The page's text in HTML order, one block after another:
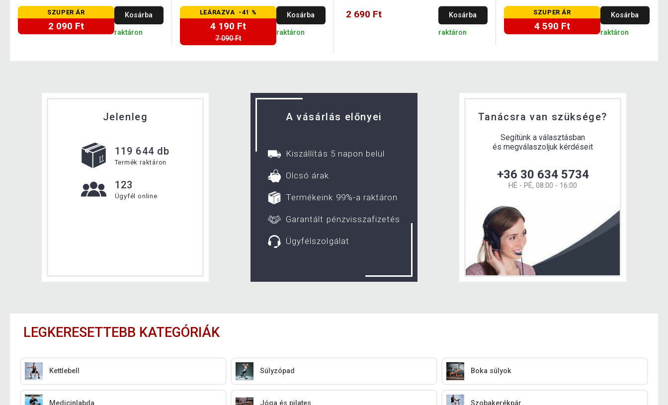
SZUPER ÁR
2 090 Ft
Kosárba
raktáron
LEÁRAZVA -41 %
4 190 Ft
7 090 Ft
Kosárba
raktáron
2 690 Ft Kosárba
raktáron
SZUPER ÁR
4 590 Ft
Kosárba
raktáron
Jelenleg
119 644 db
Termék raktáron
123
Ügyfél online
A vásárlás előnyei
Kiszállítás 5 napon belül
Olcsó árak
Termékeink 99%-a raktáron
Garantált pénzvisszafizetés
Ügyfélszolgálat
Tanácsra van szüksége?
Segítünk a választásban
és megválaszoljuk kérdéseit
+36 30 634 5734
HÉ - PÉ, 08:00 - 16:00
LEGKERESETTEBB KATEGÓRIÁK
Kettlebell Súlyzópad Boka súlyok